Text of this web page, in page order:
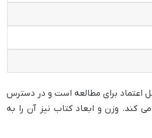
اعتماد برای مطالعه است و در دسترس
کند. وزن و ابعاد کتاب نیز آن را به